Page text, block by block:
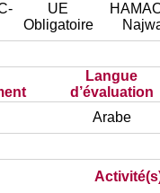
UE
Obligatoire
Langue
d’évaluation
Arabe